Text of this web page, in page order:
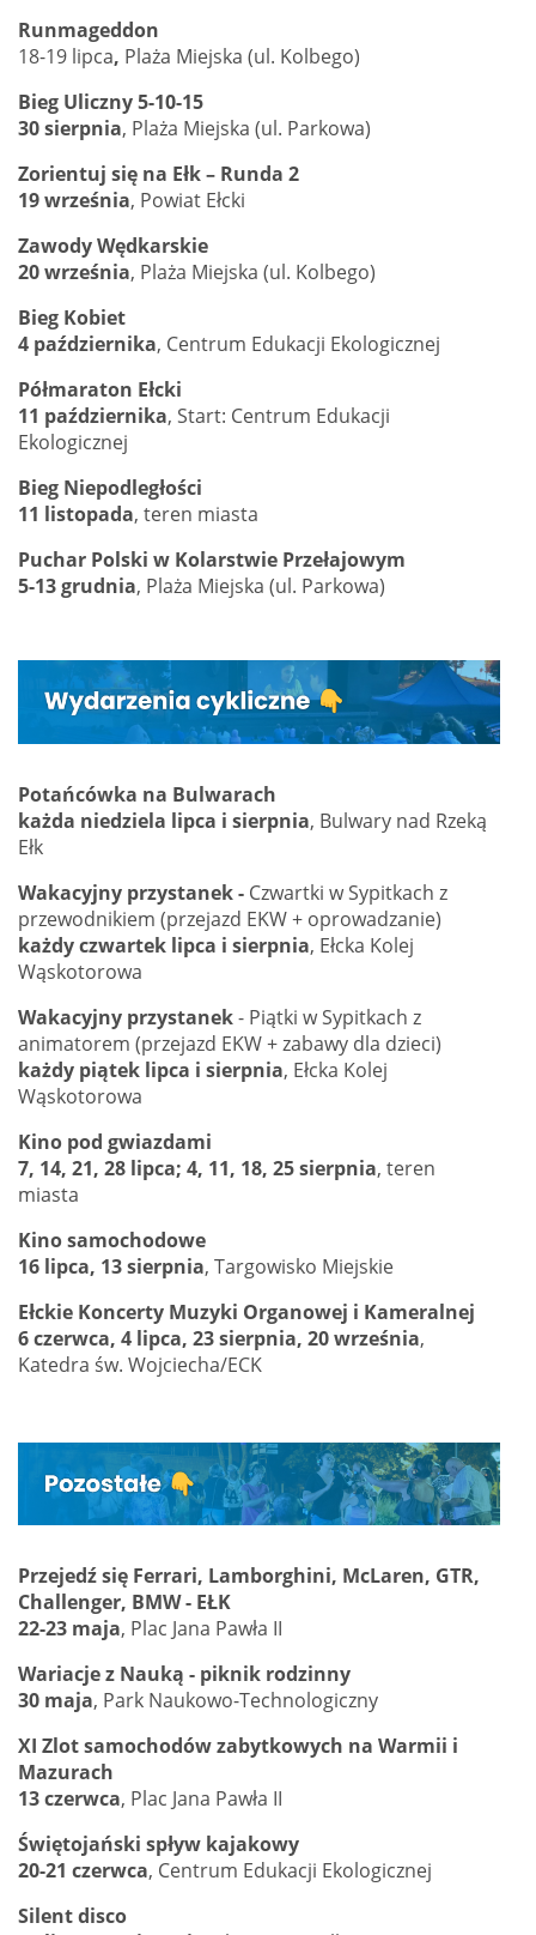
Runmageddon
18-19 lipca, Plaża Miejska (ul. Kolbego)
Bieg Uliczny 5-10-15
30 sierpnia, Plaża Miejska (ul. Parkowa)
Zorientuj się na Ełk – Runda 2
19 września, Powiat Ełcki
Zawody Wędkarskie
20 września, Plaża Miejska (ul. Kolbego)
Bieg Kobiet
4 października, Centrum Edukacji Ekologicznej
Półmaraton Ełcki
11 października, Start: Centrum Edukacji
Ekologicznej
Bieg Niepodległości
11 listopada, teren miasta
Puchar Polski w Kolarstwie Przełajowym
5-13 grudnia, Plaża Miejska (ul. Parkowa)
Potańcówka na Bulwarach
każda niedziela lipca i sierpnia, Bulwary nad Rzeką
Ełk
Wakacyjny przystanek - Czwartki w Sypitkach z
przewodnikiem (przejazd EKW + oprowadzanie)
każdy czwartek lipca i sierpnia, Ełcka Kolej
Wąskotorowa
Wakacyjny przystanek- Piątki w Sypitkach z
animatorem (przejazd EKW + zabawy dla dzieci)
każdy piątek lipca i sierpnia, Ełcka Kolej
Wąskotorowa
Kino pod gwiazdami
7, 14, 21, 28 lipca; 4, 11, 18, 25 sierpnia, teren
miasta
Kino samochodowe
16 lipca, 13 sierpnia, Targowisko Miejskie
Ełckie Koncerty Muzyki Organowej i Kameralnej
6 czerwca, 4 lipca, 23 sierpnia, 20 września,
Katedra św. Wojciecha/ECK
Przejedź się Ferrari, Lamborghini, McLaren, GTR,
Challenger, BMW - EŁK
22-23 maja, Plac Jana Pawła II
Wariacje z Nauką - piknik rodzinny
30 maja, Park Naukowo-Technologiczny
XI Zlot samochodów zabytkowych na Warmii i
Mazurach
13 czerwca, Plac Jana Pawła II
Świętojański spływ kajakowy
20-21 czerwca, Centrum Edukacji Ekologicznej
Silent disco